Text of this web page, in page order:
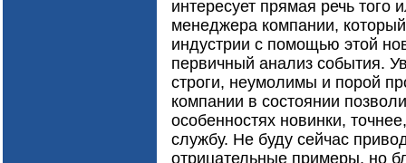
интересует прямая речь того
менеджера компании,
индустрии с помощью этой
первичный анализ события.
строги, неумолимы и порой
компании в состоянии
особенностях новинки,
службу. Не буду сейчас
отрицательные примеры, но